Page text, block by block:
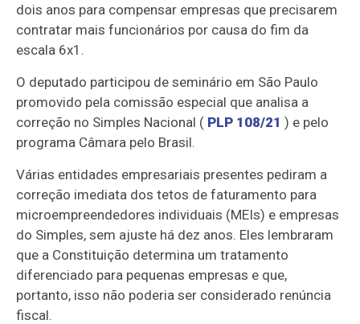
dois anos para compensar empresas que precisarem
contratar mais funcionários por causa do fim da
escala 6x1.
O deputado participou de seminário em São Paulo
promovido pela comissão especial que analisa a
correção no Simples Nacional ( PLP 108/21 ) e pelo
programa Câmara pelo Brasil.
Várias entidades empresariais presentes pediram a
correção imediata dos tetos de faturamento para
microempreendedores individuais (MEIs) e empresas
do Simples, sem ajuste há dez anos. Eles lembraram
que a Constituição determina um tratamento
diferenciado para pequenas empresas e que,
portanto, isso não poderia ser considerado renúncia
fiscal.